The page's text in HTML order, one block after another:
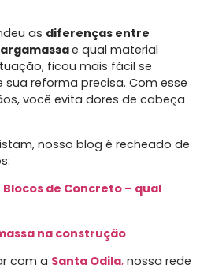
as diferenças entre
e qual material
ficou mais fácil se
sua reforma precisa. Com esse
você evita dores de cabeça
nosso blog é recheado de
de Concreto – qual
na construção
com a Santa Odila, nossa rede